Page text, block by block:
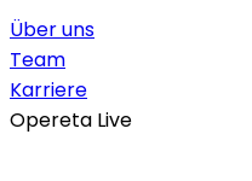
Über uns
Team
Karriere
Opereta Live